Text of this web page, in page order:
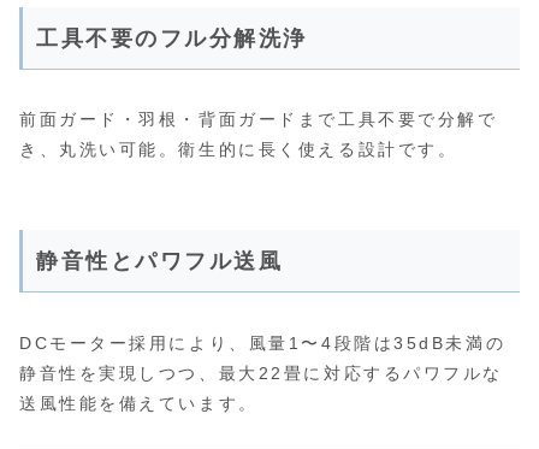
工具不要のフル分解洗浄
前面ガード・羽根・背面ガードまで工具不要で分解で
き、丸洗い可能。衛生的に長く使える設計です。
静音性とパワフル送風
DCモーター採用により、風量1〜4段階は35dB未満の
静音性を実現しつつ、最大22畳に対応するパワフルな
送風性能を備えています。